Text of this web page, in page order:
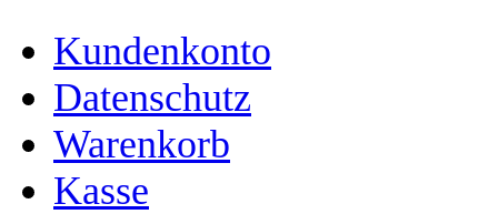
Kundenkonto
Datenschutz
Warenkorb
Kasse